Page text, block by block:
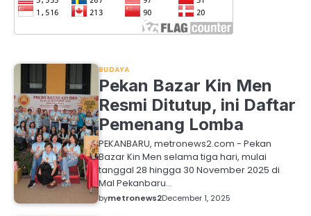
BUDAYA
Pekan Bazar Kin Men
Resmi Ditutup, ini Daftar
Pemenang Lomba
PEKANBARU, metronews2.com - Pekan
Bazar Kin Men selama tiga hari, mulai
tanggal 28 hingga 30 November 2025 di
Mal Pekanbaru…
bymetronews2December 1, 2025